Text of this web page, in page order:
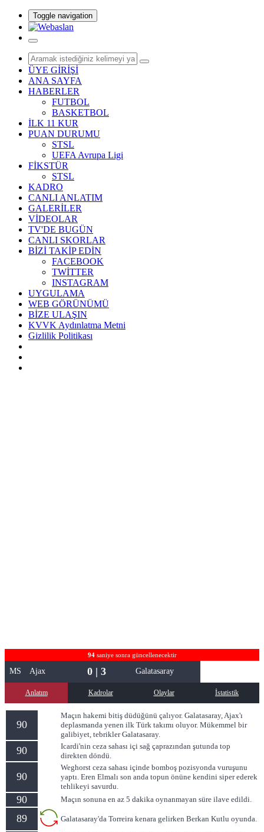
Toggle navigation
ÜYE GİRİŞİ
ANA SAYFA
HABERLER
FUTBOL
BASKETBOL
İLK 11 KUR
PUAN DURUMU
STSL
UEFA Avrupa Ligi
FİKSTÜR
STSL
KADRO
CANLI ANLATIM
GALERİLER
VİDEOLAR
TV'DE BUGÜN
CANLI SKORLAR
BİZİ TAKİP EDİN
FACEBOOK
TWİTTER
INSTAGRAM
UYGULAMA
WEB GÖRÜNÜMÜ
BİZE ULAŞIN
KVVK Aydınlatma Metni
Gizlilik Politikası
94saniye sonra güncellenecektir
MS Ajax 0 | 3 Galatasaray
Anlatım Kadrolar Olaylar İstatistik
90
Maçın hakemi bitiş düdüğünü çalıyor. Galatasaray, Ajax'ı
deplasmanda yenen ilk Türk takımı oluyor. Mükemmel bir
galibiyet, tebrikler Galatasaray.
90
Icardi'nin ceza sahası içi sağ çaprazından şutunda top
direkten döndü.
90
Weghorst ceza sahası içinde bomboş pozisyonda vuruşunu
yaptı. Eren Elmalı son anda topun önüne kendini siper ederek
tehlikeyi savurdu.
90 Maçın sonuna en az 5 dakika oynanmayan süre ilave edildi.
89 Galatasaray'da Torreira kenara gelirken Berkan Kutlu oyunda.